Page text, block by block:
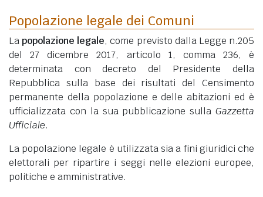
Popolazione legale dei Comuni
Lapopolazione legale, come previsto dalla Legge n.205
del 27 dicembre 2017, articolo 1, comma 236, è
determinata con decreto del Presidente della
Repubblica sulla base dei risultati del Censimento
permanente della popolazione e delle abitazioni ed è
ufficializzata con la sua pubblicazione sulla Gazzetta
Ufficiale.
La popolazione legale è utilizzata sia a fini giuridici che
elettorali per ripartire i seggi nelle elezioni europee,
politiche e amministrative.